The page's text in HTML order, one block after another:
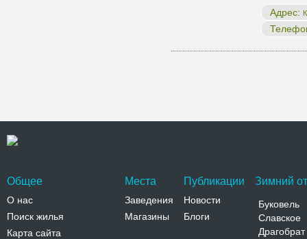
Адрес:
Общее
О нас
Поиск жилья
Карта сайта
Места
Заведения
Магазины
Публикации
Новости
Блоги
Зимний
Буковель
Славское
Драгобрат